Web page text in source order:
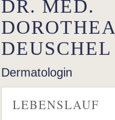
DR. MED.
DOROTHEA
DEUSCHEL
Dermatologin
LEBENSLAUF